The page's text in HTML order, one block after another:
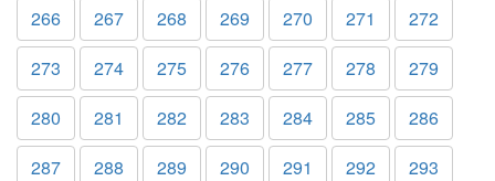
266
267 268 269 270 271
272
273
274 275 276 277 278
279
280
281 282 283 284 285
286
287
288 289 290 291 292
293